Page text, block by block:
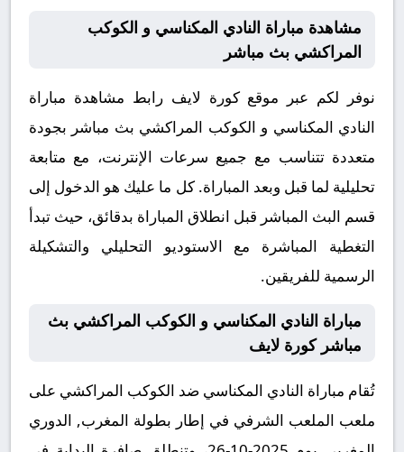
مشاهدة مباراة النادي المكناسي و الكوكب
المراكشي بث مباشر
نوفر لكم عبر موقع كورة لايف رابط مشاهدة مباراة
النادي المكناسي و الكوكب المراكشي بث مباشر بجودة
متعددة تتناسب مع جميع سرعات الإنترنت، مع متابعة
تحليلية لما قبل وبعد المباراة. كل ما عليك هو الدخول إلى
قسم البث المباشر قبل انطلاق المباراة بدقائق، حيث تبدأ
التغطية المباشرة مع الاستوديو التحليلي والتشكيلة
الرسمية للفريقين.
مباراة النادي المكناسي و الكوكب المراكشي بث
مباشر كورة لايف
تُقام مباراة النادي المكناسي ضد الكوكب المراكشي على
ملعب الملعب الشرفي في إطار بطولة المغرب, الدوري